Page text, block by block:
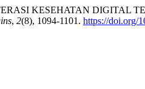
KESEHATAN DIGITAL
, 2(8), 1094-1101. https://doi.org/